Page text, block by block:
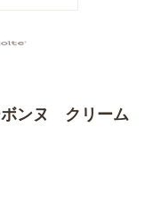
ンヌ クリーム